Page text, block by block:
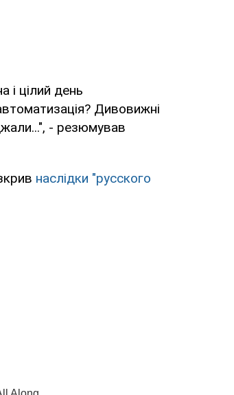
і цілий день
Дивовижні
- резюмував
наслідки "русского